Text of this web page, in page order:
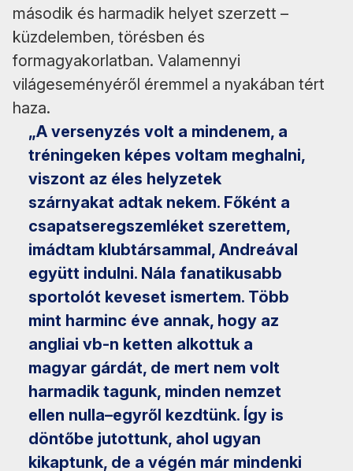
második és harmadik helyet szerzett –
küzdelemben, törésben és
formagyakorlatban. Valamennyi
világeseményéről éremmel a nyakában tért
haza.
„A versenyzés volt a mindenem, a
tréningeken képes voltam meghalni,
viszont az éles helyzetek
szárnyakat adtak nekem. Főként a
csapatseregszemléket szerettem,
imádtam klubtársammal, Andreával
együtt indulni. Nála fanatikusabb
sportolót keveset ismertem. Több
mint harminc éve annak, hogy az
angliai vb-n ketten alkottuk a
magyar gárdát, de mert nem volt
harmadik tagunk, minden nemzet
ellen nulla–egyről kezdtünk. Így is
döntőbe jutottunk, ahol ugyan
kikaptunk, de a végén már mindenki